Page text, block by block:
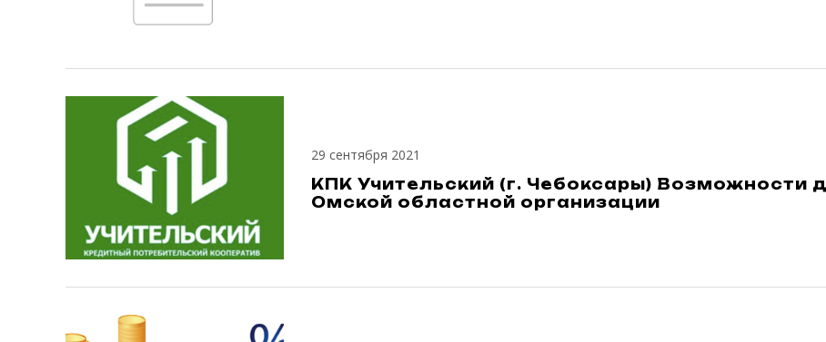
29 сентября 2021
КПК Учительский (г. Чебоксары) Возможности
Омской областной организации